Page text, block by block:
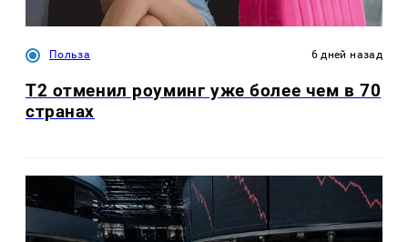
Польза 6 дней назад
Т2 отменил роуминг уже более чем в 70
странах